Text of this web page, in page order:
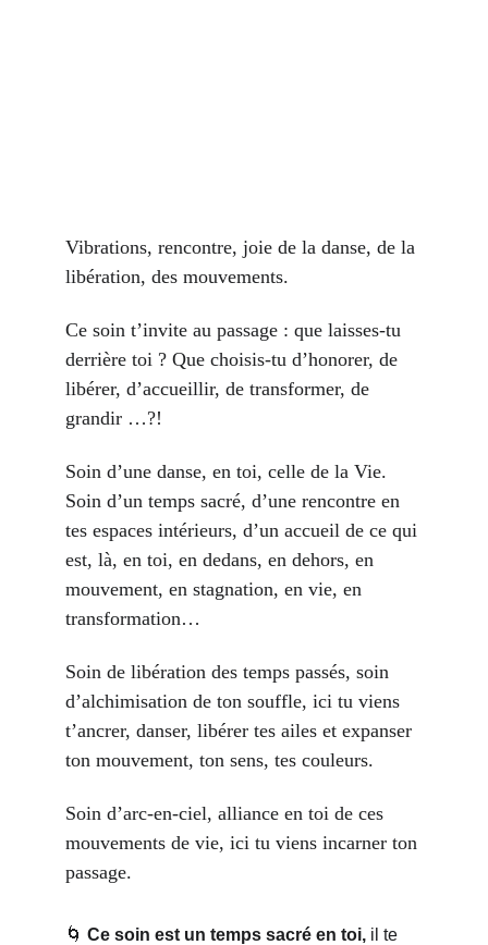
Vibrations, rencontre, joie de la danse, de la
libération, des mouvements.
Ce soin t’invite au passage : que laisses-tu
derrière toi ? Que choisis-tu d’honorer, de
libérer, d’accueillir, de transformer, de
grandir …?!
Soin d’une danse, en toi, celle de la Vie.
Soin d’un temps sacré, d’une rencontre en
tes espaces intérieurs, d’un accueil de ce qui
est, là, en toi, en dedans, en dehors, en
mouvement, en stagnation, en vie, en
transformation…
Soin de libération des temps passés, soin
d’alchimisation de ton souffle, ici tu viens
t’ancrer, danser, libérer tes ailes et expanser
ton mouvement, ton sens, tes couleurs.
Soin d’arc-en-ciel, alliance en toi de ces
mouvements de vie, ici tu viens incarner ton
passage.
🌀 Ce soin est un temps sacré en toi, il te